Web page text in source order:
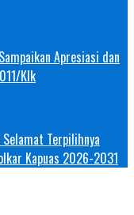
Apresiasi dan
Klk
Selamat Terpilihnya
Kapuas 2026-2031